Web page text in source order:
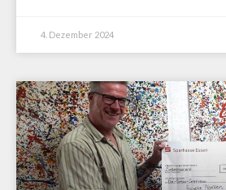
4. Dezember 2024